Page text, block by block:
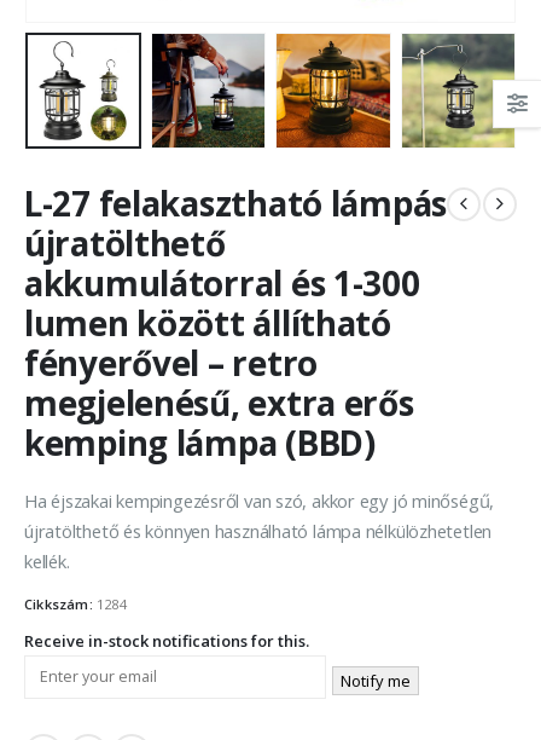
L-27 felakasztható lámpás
újratölthető
akkumulátorral és 1-300
lumen között állítható
fényerővel – retro
megjelenésű, extra erős
kemping lámpa (BBD)
Ha éjszakai kempingezésről van szó, akkor egy jó minőségű,
újratölthető és könnyen használható lámpa nélkülözhetetlen
kellék.
Cikkszám: 1284
Receive in-stock notifications for this.
Notify me